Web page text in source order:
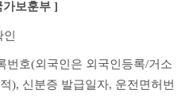
가보훈부 ]
호(외국인은 외국인등록/거소
), 신분증 발급일자, 운전면허번